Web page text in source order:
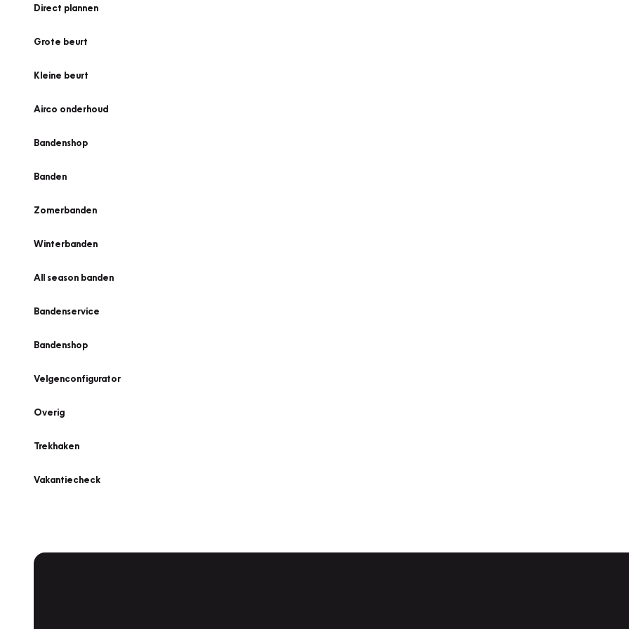
Direct plannen
Grote beurt
Kleine beurt
Airco onderhoud
Bandenshop
Banden
Zomerbanden
Winterbanden
All season banden
Bandenservice
Bandenshop
Velgenconfigurator
Overig
Trekhaken
Vakantiecheck